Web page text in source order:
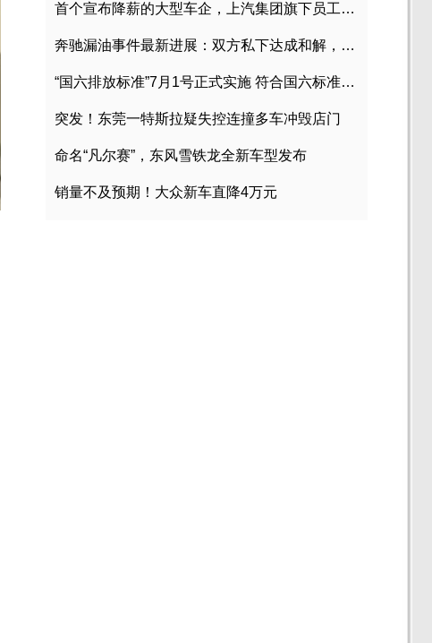
首个宣布降薪的大型车企，上汽集团旗下员工降薪文件曝光
奔驰漏油事件最新进展：双方私下达成和解，工商已介入调查
“国六排放标准”7月1号正式实施 符合国六标准车型目录一览
突发！东莞一特斯拉疑失控连撞多车冲毁店门
命名“凡尔赛”，东风雪铁龙全新车型发布
销量不及预期！大众新车直降4万元